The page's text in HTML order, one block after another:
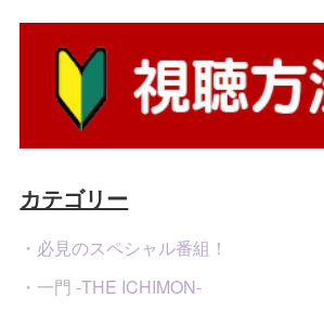
カテゴリー
・必見のスペシャル番組！
・一門 -THE ICHIMON-